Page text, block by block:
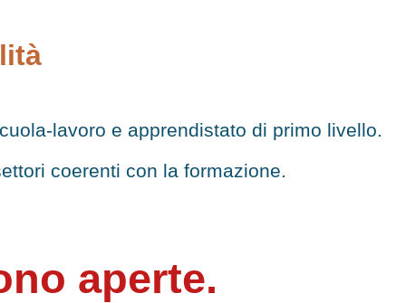
lavoro e apprendistato di primo livello.
coerenti con la formazione.
aperte.